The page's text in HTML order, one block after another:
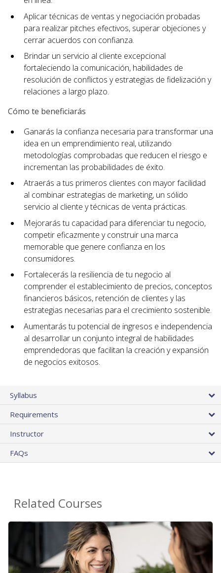
Aplicar técnicas de ventas y negociación probadas
para realizar pitches efectivos, superar objeciones y
cerrar acuerdos con confianza.
Brindar un servicio al cliente excepcional
fortaleciendo la comunicación, habilidades de
resolución de conflictos y estrategias de fidelización y
relaciones a largo plazo.
Cómo te beneficiarás
Ganarás la confianza necesaria para transformar una
idea en un emprendimiento real, utilizando
metodologías comprobadas que reducen el riesgo e
incrementan las probabilidades de éxito.
Atraerás a tus primeros clientes con mayor facilidad
al combinar estrategias de marketing, un sólido
servicio al cliente y técnicas de venta prácticas.
Mejorarás tu capacidad para diferenciar tu negocio,
competir eficazmente y construir una marca
memorable que genere confianza en los
consumidores.
Fortalecerás la resiliencia de tu negocio al
comprender el establecimiento de precios, conceptos
financieros básicos, retención de clientes y las
estrategias necesarias para el crecimiento sostenible.
Aumentarás tu potencial de ingresos e independencia
al desarrollar un conjunto integral de habilidades
emprendedoras que facilitan la creación y expansión
de negocios exitosos.
Syllabus
Requirements
Instructor
FAQs
Related Courses